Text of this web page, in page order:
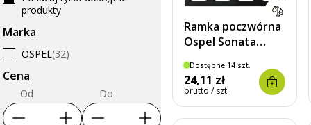
produkty
Marka
OSPEL(32)
Cena
Od Do
Ramka poczwórna
Ospel Sonata
Dostępne 14 szt.
24,11 zł
brutto / szt.